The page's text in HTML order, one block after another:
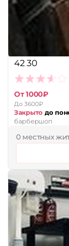
42 30
От 1000₽
До 3600₽
Закрыто до
барбершоп
0 местных